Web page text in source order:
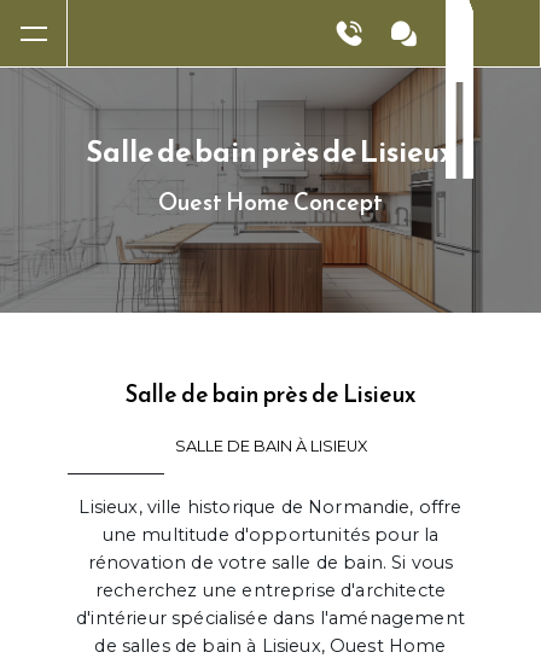
Salle de bain près de Lisieux
Ouest Home Concept
Salle de bain près de Lisieux
SALLE DE BAIN À LISIEUX
Lisieux, ville historique de Normandie, offre
une multitude d'opportunités pour la
rénovation de votre salle de bain. Si vous
recherchez une entreprise d'architecte
d'intérieur spécialisée dans l'aménagement
de salles de bain à Lisieux, Ouest Home